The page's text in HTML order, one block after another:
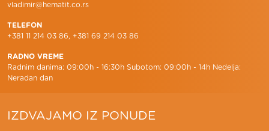
vladimir@hematit.co.rs
TELEFON
+381 11 214 03 86, +381 69 214 03 86
RADNO VREME
Radnim danima: 09:00h - 16:30h Subotom: 09:00h - 14h Nedelja:
Neradan dan
IZDVAJAMO IZ PONUDE